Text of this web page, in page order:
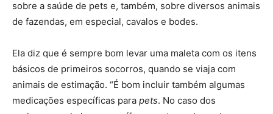
sobre a saúde de pets e, também, sobre diversos animais
de fazendas, em especial, cavalos e bodes.
Ela diz que é sempre bom levar uma maleta com os itens
básicos de primeiros socorros, quando se viaja com
animais de estimação. “É bom incluir também algumas
medicações específicas para pets. No caso dos